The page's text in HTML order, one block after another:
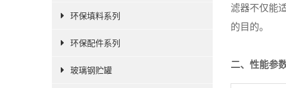
环保填料系列
环保配件系列
玻璃钢贮罐
滤器不仅能
的目的。
二、性能参